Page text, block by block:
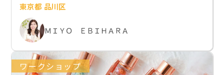
東京都 品川区
ＭＩＹＯ ＥＢＩＨＡＲＡ
ワークショップ